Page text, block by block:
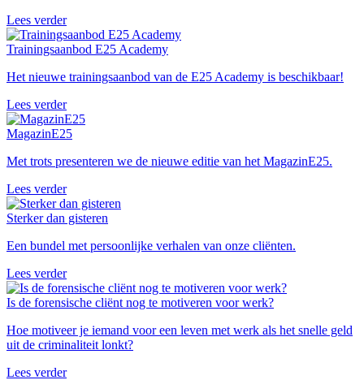
Lees verder
Trainingsaanbod E25 Academy
Het nieuwe trainingsaanbod van de E25 Academy is beschikbaar!
Lees verder
MagazinE25
Met trots presenteren we de nieuwe editie van het MagazinE25.
Lees verder
Sterker dan gisteren
Een bundel met persoonlijke verhalen van onze cliënten.
Lees verder
Is de forensische cliënt nog te motiveren voor werk?
Hoe motiveer je iemand voor een leven met werk als het snelle geld
uit de criminaliteit lonkt?
Lees verder